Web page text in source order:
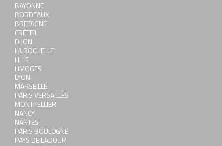
BAYONNE
BORDEAUX
BRETAGNE
CRÉTEIL
DIJON
LA ROCHELLE
LILLE
LIMOGES
LYON
MARSEILLE
PARIS VERSAILLES
MONTPELLIER
NANCY
NANTES
PARIS BOULOGNE
PAYS DE L’ADOUR